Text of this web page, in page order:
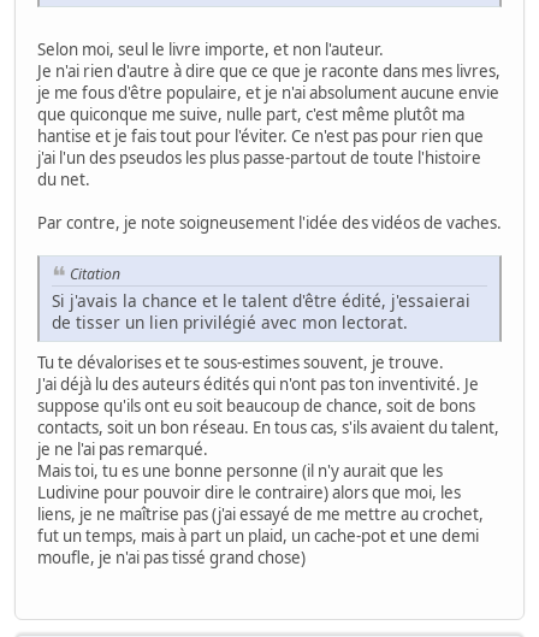
Selon moi, seul le livre importe, et non l'auteur.
Je n'ai rien d'autre à dire que ce que je raconte dans mes livres,
je me fous d'être populaire, et je n'ai absolument aucune envie
que quiconque me suive, nulle part, c'est même plutôt ma
hantise et je fais tout pour l'éviter. Ce n'est pas pour rien que
j'ai l'un des pseudos les plus passe-partout de toute l'histoire
du net.
Par contre, je note soigneusement l'idée des vidéos de vaches.
Citation
Si j'avais la chance et le talent d'être édité, j'essaierai
de tisser un lien privilégié avec mon lectorat.
Tu te dévalorises et te sous-estimes souvent, je trouve.
J'ai déjà lu des auteurs édités qui n'ont pas ton inventivité. Je
suppose qu'ils ont eu soit beaucoup de chance, soit de bons
contacts, soit un bon réseau. En tous cas, s'ils avaient du talent,
je ne l'ai pas remarqué.
Mais toi, tu es une bonne personne (il n'y aurait que les
Ludivine pour pouvoir dire le contraire) alors que moi, les
liens, je ne maîtrise pas (j'ai essayé de me mettre au crochet,
fut un temps, mais à part un plaid, un cache-pot et une demi
moufle, je n'ai pas tissé grand chose)